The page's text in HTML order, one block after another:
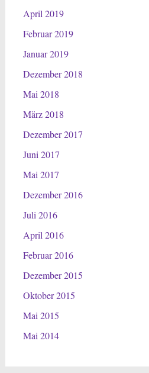
April 2019
Februar 2019
Januar 2019
Dezember 2018
Mai 2018
März 2018
Dezember 2017
Juni 2017
Mai 2017
Dezember 2016
Juli 2016
April 2016
Februar 2016
Dezember 2015
Oktober 2015
Mai 2015
Mai 2014